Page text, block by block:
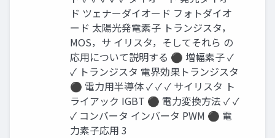
ド ツェナーダイオード フォトダイオ
ード 太陽光発電素子 トランジスタ，
MOS，サ イリスタ，そしてそれら の
応用について説明する ⚫ 増幅素子 ✓
✓ トランジスタ 電界効果トランジスタ
⚫ 電力用半導体 ✓ ✓ ✓ サイリスタ ト
ライアック IGBT ⚫ 電力変換方法 ✓ ✓
✓ コンバータ インバータ PWM ⚫ 電
力素子応用 3